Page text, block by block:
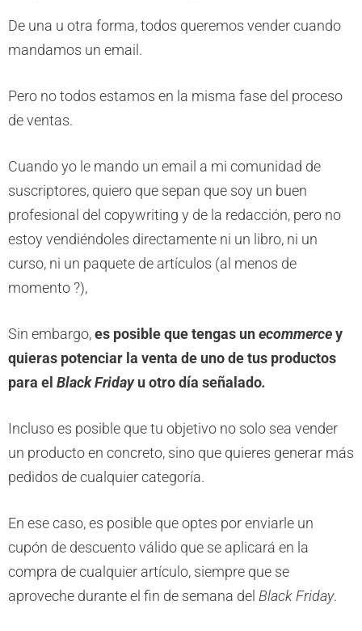
De una u otra forma, todos queremos vender cuando
mandamos un email.
Pero no todos estamos en la misma fase del proceso
de ventas.
Cuando yo le mando un email a mi comunidad de
suscriptores, quiero que sepan que soy un buen
profesional del copywriting y de la redacción, pero no
estoy vendiéndoles directamente ni un libro, ni un
curso, ni un paquete de artículos (al menos de
momento ?),
Sin embargo,es posible que tengas unecommercey
quieras potenciar la venta de uno de tus productos
para el Black Fridayu otro día señalado.
Incluso es posible que tu objetivo no solo sea vender
un producto en concreto, sino que quieres generar más
pedidos de cualquier categoría.
En ese caso, es posible que optes por enviarle un
cupón de descuento válido que se aplicará en la
compra de cualquier artículo, siempre que se
aproveche durante el fin de semana del Black Friday.